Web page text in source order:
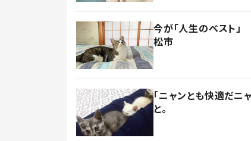
今が「人生のベスト
松市
「ニャンとも快適だニ
と。